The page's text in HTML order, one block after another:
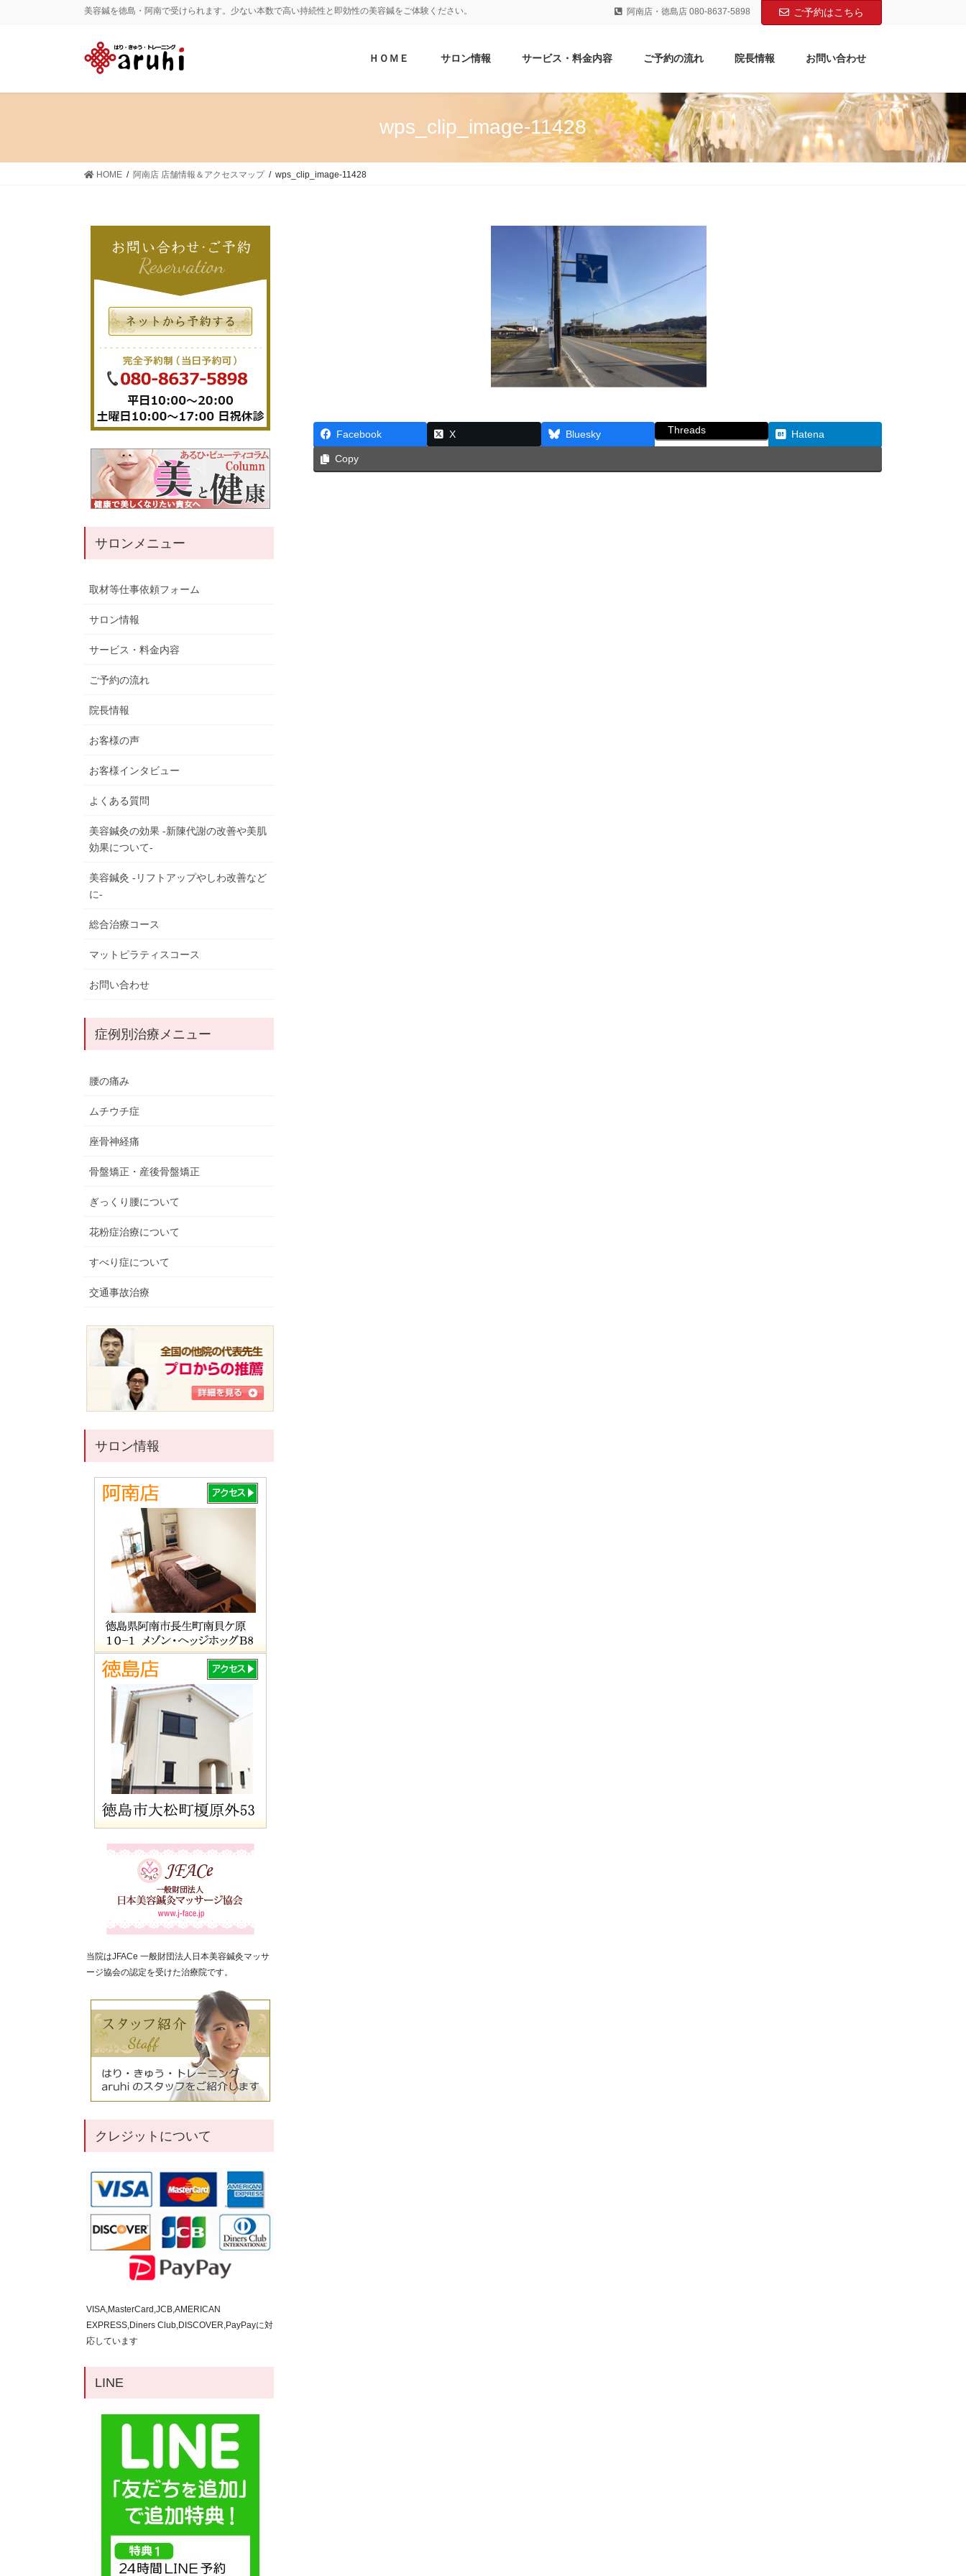
に
ョ
動
美容鍼を徳島・阿南で受けられます。少ない本数で高い持続性と即効性の美容鍼をご体験ください。 阿南店・徳島店 080-8637-5898 ご予約はこちら
ＨＯＭＥ サロン情報 サービス・料金内容 ご予約の流れ 院長情報 お問い合わせ
wps_clip_image-11428
HOME 阿南店 店舗情報＆アクセスマップ wps_clip_image-11428
Facebook X Bluesky Threads Hatena
Copy
サロンメニュー
取材等仕事依頼フォーム
サロン情報
サービス・料金内容
ご予約の流れ
院長情報
お客様の声
お客様インタビュー
よくある質問
美容鍼灸の効果 -新陳代謝の改善や美肌
効果について-
美容鍼灸 -リフトアップやしわ改善など
に-
総合治療コース
マットピラティスコース
お問い合わせ
症例別治療メニュー
腰の痛み
ムチウチ症
座骨神経痛
骨盤矯正・産後骨盤矯正
ぎっくり腰について
花粉症治療について
すべり症について
交通事故治療
サロン情報
当院はJFACe 一般財団法人日本美容鍼灸マッサ
ージ協会の認定を受けた治療院です。
クレジットについて
VISA,MasterCard,JCB,AMERICAN
EXPRESS,Diners Club,DISCOVER,PayPayに対
応しています
LINE